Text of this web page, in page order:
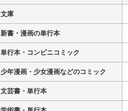
文庫
新書・漫画の単行本
単行本・コンビニコミック
少年漫画・少女漫画などのコミック
文芸書・単行本